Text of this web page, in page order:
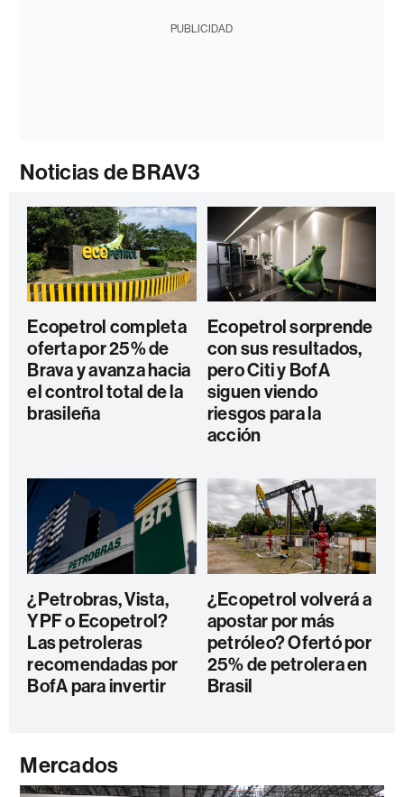
PUBLICIDAD
Noticias de BRAV3
Ecopetrol completa
oferta por 25% de
Brava y avanza hacia
el control total de la
brasileña
Ecopetrol sorprende
con sus resultados,
pero Citi y BofA
siguen viendo
riesgos para la
acción
¿Petrobras, Vista,
YPF o Ecopetrol?
Las petroleras
recomendadas por
BofA para invertir
¿Ecopetrol volverá a
apostar por más
petróleo? Ofertó por
25% de petrolera en
Brasil
Mercados